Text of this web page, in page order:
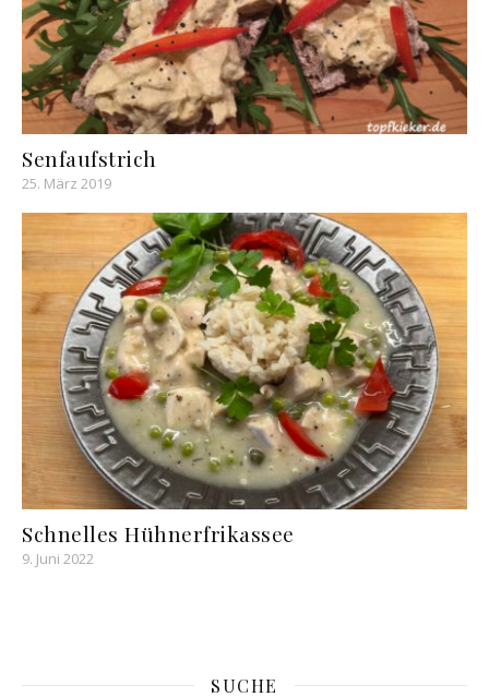
Senfaufstrich
25. März 2019
Schnelles Hühnerfrikassee
9. Juni 2022
SUCHE